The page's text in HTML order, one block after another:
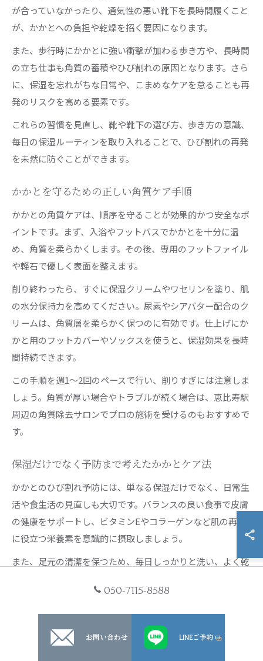
が合っていなかったり、通気性の悪い靴下を長時間履くこと
が、かかとへの負担や乾燥を招く要因になります。
また、歩行時にかかとに強い衝撃が加わる歩き方や、長時間
の立ち仕事も角質の蓄積やひび割れの原因となります。さら
に、保湿を忘れがちな日常や、こまめなケアを怠ることも再
発のリスクを高める要素です。
これらの習慣を見直し、靴や靴下の選び方、歩き方の意識、
毎日の保湿ルーティンを取り入れることで、ひび割れの再発
を未然に防ぐことができます。
かかとを守るための正しい角質ケア手順
かかとの角質ケアは、順序を守ることが効果的かつ安全なポ
イントです。まず、入浴やフットバスでかかとを十分に温
め、角質を柔らかくします。その後、専用のフットファイル
や軽石で優しく表面を整えます。
削り終わったら、すぐに保湿クリームやワセリンを塗り、肌
の水分保持力を高めてください。尿素やシアバター配合のク
リームは、角質層を柔らかく保つのに有効です。仕上げにか
かと用のフットカバーやソックスを使うと、保湿効果を長時
間持続できます。
この手順を週1〜2回のペースで行い、削りすぎには注意しま
しょう。角質が厚い場合やトラブルが続く場合は、恵比寿駅
周辺の角質除去サロンでプロの施術を受けるのもおすすめで
す。
保湿だけでなく予防まで考えたかかとケア法
かかとのひび割れ予防には、単なる保湿だけでなく、日常生
活や食生活の見直しも大切です。バランスの良い食事で皮膚
の健康をサポートし、ビタミンEやコラーゲンなど肌の再生
に役立つ栄養素を意識的に摂取しましょう。
また、足元の清潔を保つため、毎日しっかりと洗い、よく乾
て、保湿剤の種類や塗る回数を調整することもポイントで
もしセルフケアだけで改善が難しい場合は、恵比寿駅近くの
フットケアサロンや専門クリニックで相談し、プロのアドバ
050-7115-8588
お問い合わせ LINEご予約